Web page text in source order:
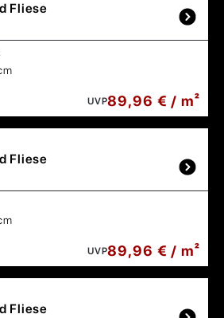
Fliese
UVP89,96 € / m²
Fliese
UVP89,96 € / m²
Fliese